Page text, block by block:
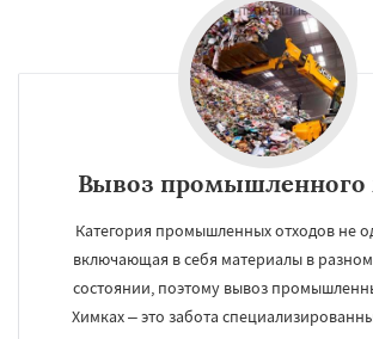
Вывоз промышленного
Категория промышленных отходов не
включающая в себя материалы в
состоянии, поэтому вывоз
Химках – это забота